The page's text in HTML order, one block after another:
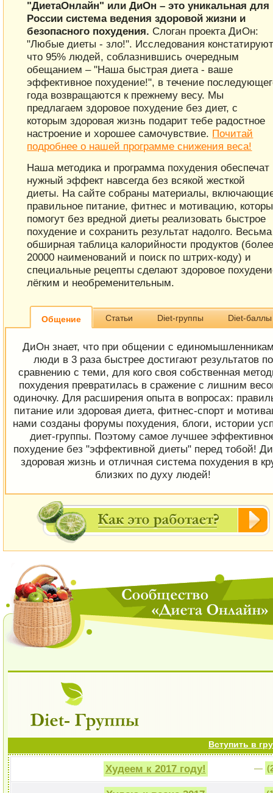
"ДиетаОнлайн" или ДиОн – это уникальная для
России система ведения здоровой жизни и
безопасного похудения. Слоган проекта ДиОн:
"Любые диеты - зло!". Исследования
что 95% людей, соблазнившись очередным
обещанием – "Наша быстрая диета - ваше
эффективное похудение!", в течение
года возвращаются к прежнему весу. Мы
предлагаем здоровое похудение без диет, с
которым здоровая жизнь подарит тебе радостное
настроение и хорошее самочувствие. Почитай
подробнее о нашей программе снижения веса!
Наша методика и программа похудения обеспечат
нужный эффект навсегда без всякой жесткой
диеты. На сайте собраны материалы,
правильное питание, фитнес и мотивацию,
помогут без вредной диеты реализовать быстрое
похудение и сохранить результат надолго. Весьма
обширная таблица калорийности продуктов
20000 наименований и поиск по штрих-коду) и
специальные рецепты сделают здоровое
лёгким и необременительным.
Общение Статьи Diet-группы Diet-баллы
ДиОн знает, что при общении с
люди в 3 раза быстрее достигают результатов по
сравнению с теми, для кого своя собственная
похудения превратилась в сражение с лишним
одиночку. Для расширения опыта в вопросах:
питание или здоровая диета, фитнес-спорт и
нами созданы форумы похудения, блоги, истории
диет-группы. Поэтому самое лучшее
похудение без "эффективной диеты" перед тобой!
здоровая жизнь и отличная система похудения в
близких по духу людей!
Вступить в
Худеем к 2017 году! —